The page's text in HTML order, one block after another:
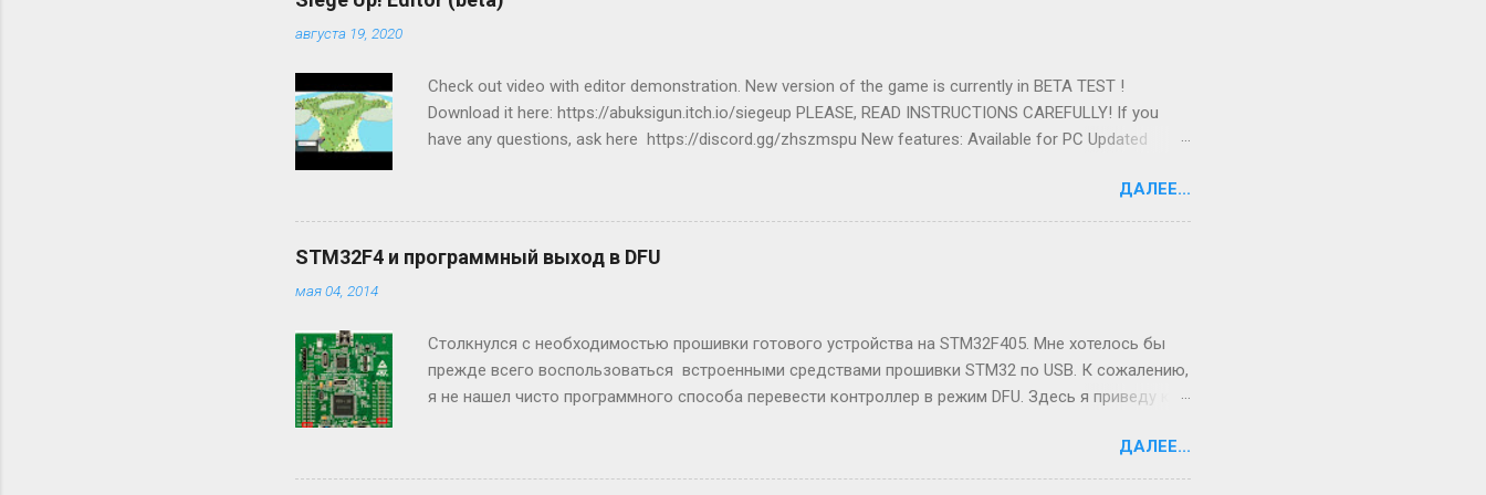
ь
о
м
м
е
н
т
й
августа 19, 2020
Check out video with editor demonstration. New version of the game is currently in BETA TEST !
Download it here: https://abuksigun.itch.io/siegeup PLEASE, READ INSTRUCTIONS CAREFULLY! If you
have any questions, ask here https://discord.gg/zhszmspu New features: Available for PC Updated
play via Wi-Fi) Transport ships to move your soldiers across the ocean! New buildings and units Build
across the map, capture new lands and gather resources!
ДАЛЕЕ...
STM32F4 и программный выход в DFU
мая 04, 2014
Столкнулся с необходимостью прошивки готового устройства на STM32F405. Мне хотелось бы
прежде всего воспользоваться встроенными средствами прошивки STM32 по USB. К сожалению,
я не нашел чисто программного способа перевести контроллер в режим DFU. Здесь я приведу код
переход в DFU для платы Discovery. После необходимых модификаций, появится возможность
подключать и прошивать контроллер через MicroUSB, без использования отладчика SWD. И так,
ДАЛЕЕ...